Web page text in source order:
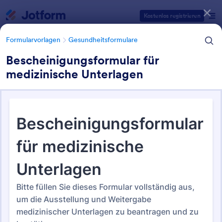
Kostenlos registrieren
Formularvorlagen Gesundheitsformulare
Bescheinigungsformular für
medizinische Unterlagen
Gesundheitsformulare
965 Vorlagen
Formularvorlagen Kategorien